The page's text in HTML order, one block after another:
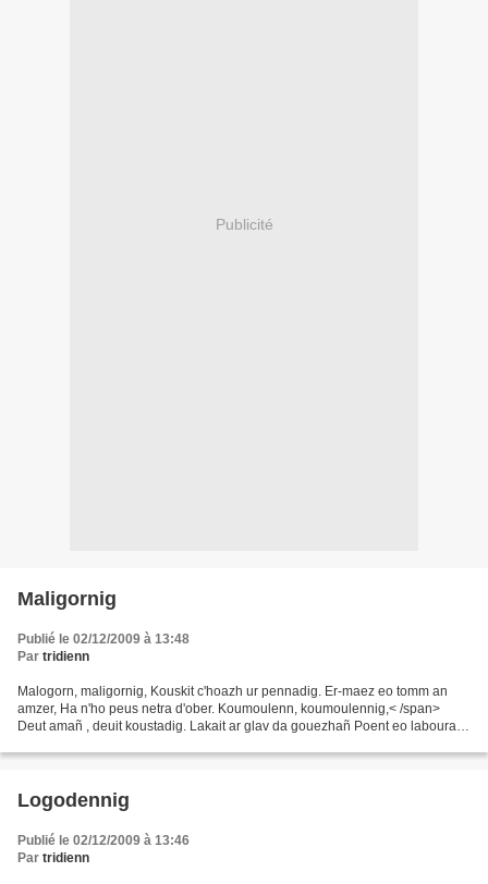
Publicité
Maligornig
Publié le 02/12/2009 à 13:48
Par tridienn
Malogorn, maligornig, Kouskit c'hoazh ur pennadig. Er-maez eo tomm an
amzer, Ha n'ho peus netra d'ober. Koumoulenn, koumoulennig,< /span>
Deut amañ , deuit koustadig. Lakait ar glav da gouezhañ Poent eo labourat
Logodennig
Publié le 02/12/2009 à 13:46
Par tridienn